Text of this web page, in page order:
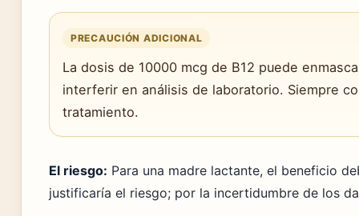
PRECAUCIÓN ADICIONAL
La dosis de 10000 mcg de B12 puede
interferir en análisis de laboratorio. Siempre
tratamiento.
El riesgo: Para una madre lactante, el beneficio
justificaría el riesgo; por la incertidumbre de los